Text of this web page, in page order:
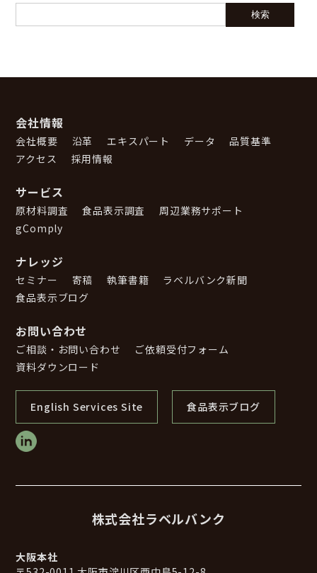
会社情報
会社概要 沿革 エキスパート データ
品質基準
アクセス
採用情報
サービス
原材料調査 食品表示調査
周辺業務サポート
gComply
ナレッジ
セミナー 寄稿 執筆書籍
ラベルバンク新聞
食品表示ブログ
お問い合わせ
ご相談・お問い合わせ
ご依頼受付フォーム
資料ダウンロード
English Services Site 食品表示ブログ
株式会社ラベルバンク
大阪本社